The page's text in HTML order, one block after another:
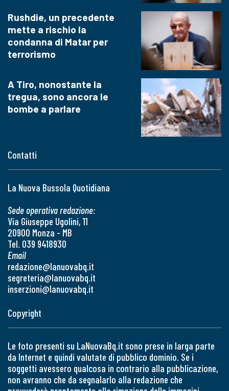
Contatti
La Nuova Bussola Quotidiana
Sede operativa redazione:
Via Giuseppe Ugolini, 11
20900 Monza - MB
Tel. 039 9418930
Email
redazione@lanuovabq.it
segreteria@lanuovabq.it
inserzioni@lanuovabq.it
Rushdie, un precedente
mette a rischio la
condanna di Matar per
terrorismo
A Tiro, nonostante la
tregua, sono ancora le
bombe a parlare
Copyright
Le foto presenti su LaNuovaBq.it sono prese in larga parte
da Internet e quindi valutate di pubblico dominio. Se i
soggetti avessero qualcosa in contrario alla pubblicazione,
non avranno che da segnalarlo alla redazione che